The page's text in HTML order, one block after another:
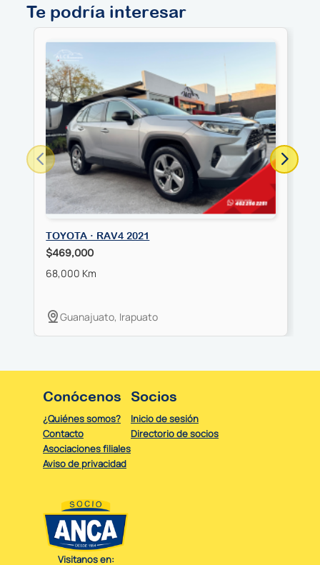
Te podría interesar
TOYOTA · RAV4 2021
$469,000
68,000 Km
Guanajuato, Irapuato
Conócenos
¿Quiénes somos?
Contacto
Asociaciones filiales
Aviso de privacidad
Socios
Inicio de sesión
Directorio de socios
Visitanos en: